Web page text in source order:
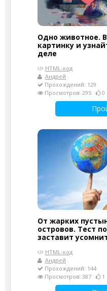
Одно животное.
картинку и
деле
HTML-код
Андрей
Прохождений: 129
Просмотров: 295
0
От жарких
островов. Тест
заставит
HTML-код
Андрей
Прохождений: 144
Просмотров: 387
1